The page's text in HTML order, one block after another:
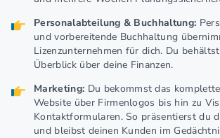
Personalabteilung & Buchhaltung:
und vorbereitende Buchhaltung
Lizenzunternehmen für dich. Du
Überblick über deine Finanzen.
Marketing: Du bekommst das
Website über Firmenlogos bis hin zu
Kontaktformularen. So präsentierst du
und bleibst deinen Kunden im